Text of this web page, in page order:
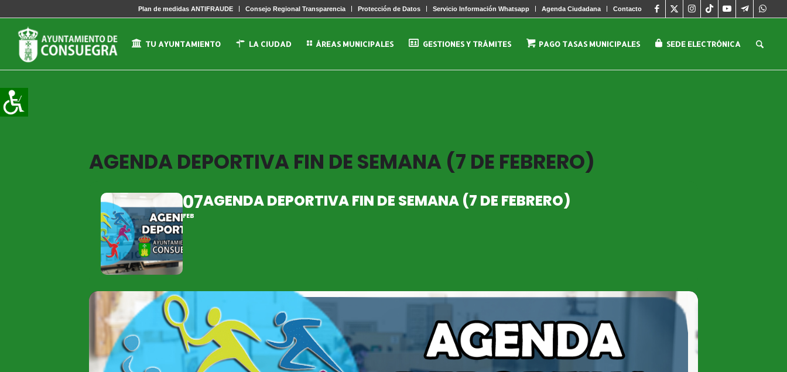
Plan de medidas ANTIFRAUDE Consejo Regional Transparencia Protección de Datos Servicio Información Whatsapp Agenda Ciudadana Contacto
TU AYUNTAMIENTO LA CIUDAD ÁREAS MUNICIPALES GESTIONES Y TRÁMITES PAGO TASAS MUNICIPALES SEDE ELECTRÓNICA
AGENDA DEPORTIVA FIN DE SEMANA (7 DE FEBRERO)
07
FEB
AGENDA DEPORTIVA FIN DE SEMANA (7 DE FEBRERO)